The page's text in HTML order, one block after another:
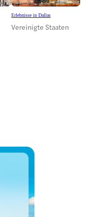
Erlebnisse in Dallas
Vereinigte Staaten